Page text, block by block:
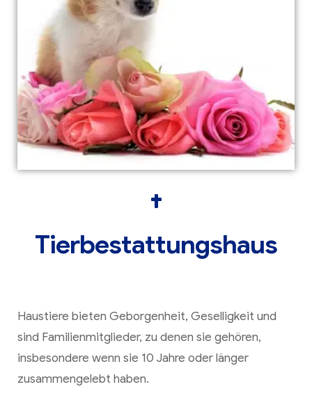
Tierbestattungshaus
Haustiere bieten Geborgenheit, Geselligkeit und
sind Familienmitglieder, zu denen sie gehören,
insbesondere wenn sie 10 Jahre oder länger
zusammengelebt haben.